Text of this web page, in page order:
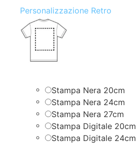
Personalizzazione Retro
Stampa Nera 20cm
Stampa Nera 24cm
Stampa Nera 27cm
Stampa Digitale 20cm
Stampa Digitale 24cm